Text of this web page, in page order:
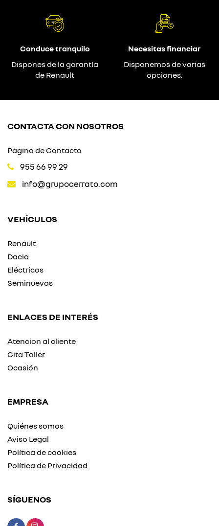
Conduce tranquilo
Dispones de la garantía
de Renault
Necesitas financiar
Disponemos de varias
opciones.
CONTACTA CON NOSOTROS
Página de Contacto
955 66 99 29
info@grupocerrato.com
VEHÍCULOS
Renault
Dacia
Eléctricos
Seminuevos
ENLACES DE INTERÉS
Atencion al cliente
Cita Taller
Ocasión
EMPRESA
Quiénes somos
Aviso Legal
Política de cookies
Política de Privacidad
SÍGUENOS